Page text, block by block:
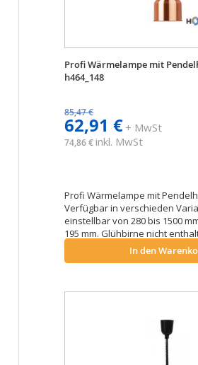
Profi Wärmelampe mit
h464_148
85,47 €
62,91 €+ MwSt
74,86 € inkl. MwSt
Profi Wärmelampe mit
Verfügbar in verschieden
einstellbar von 280 bis 1500
195 mm. Glühbirne nicht
Zubehör verfügbar.
In den